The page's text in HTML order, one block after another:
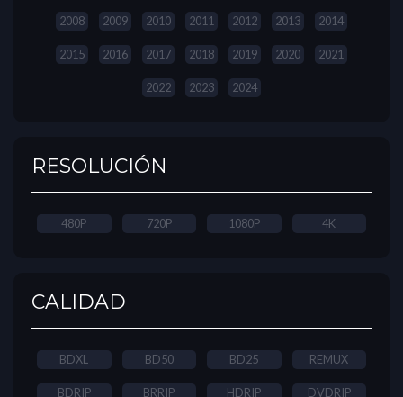
2008 2009 2010 2011 2012 2013 2014
2015 2016 2017 2018 2019 2020 2021
2022 2023 2024
RESOLUCIÓN
480P 720P 1080P 4K
CALIDAD
BDXL BD50 BD25 REMUX
BDRIP BRRIP HDRIP DVDRIP